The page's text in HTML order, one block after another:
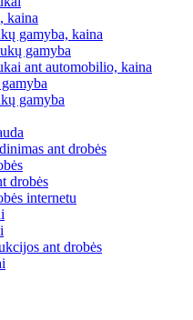
kaina
gamyba, kaina
gamyba
ant automobilio, kaina
gamyba
ant drobės
drobės
internetu
ant drobės